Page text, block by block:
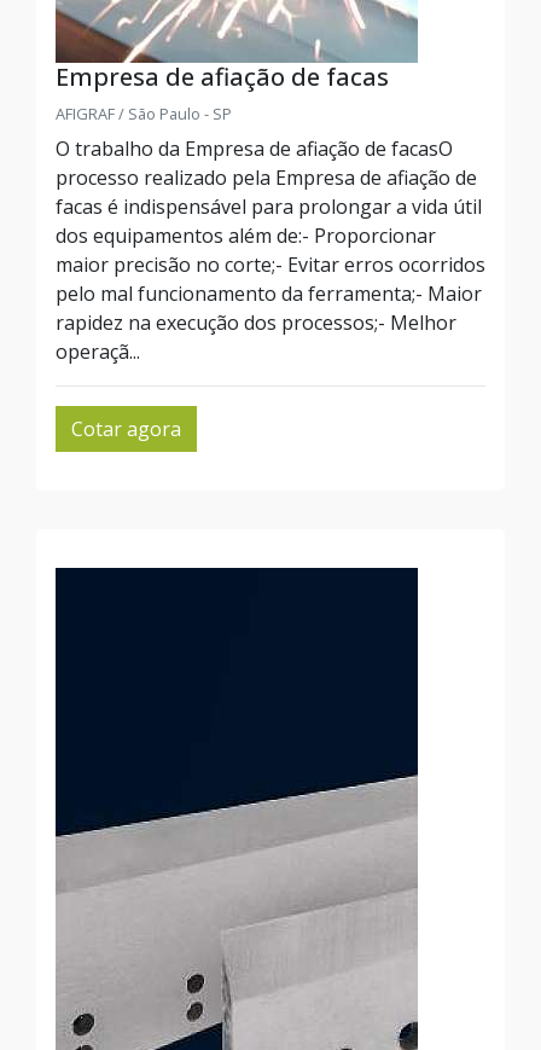
Empresa de afiação de facas
AFIGRAF / São Paulo - SP
O trabalho da Empresa de afiação de facasO
processo realizado pela Empresa de afiação de
facas é indispensável para prolongar a vida útil
dos equipamentos além de:- Proporcionar
maior precisão no corte;- Evitar erros ocorridos
pelo mal funcionamento da ferramenta;- Maior
rapidez na execução dos processos;- Melhor
operaçã...
Cotar agora